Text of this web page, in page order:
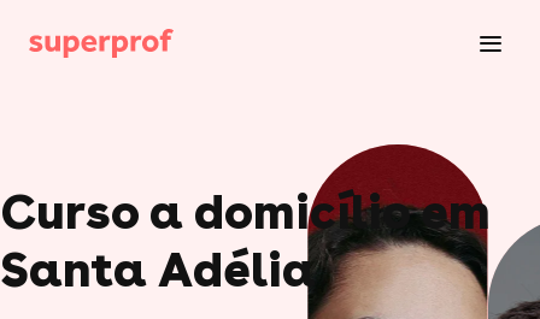
Curso a domicílio em
Santa Adélia